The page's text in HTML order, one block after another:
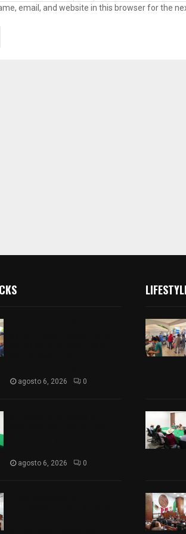
email, and website in this browser for the
agosto 6, 2026 0
agosto 6, 2026 0